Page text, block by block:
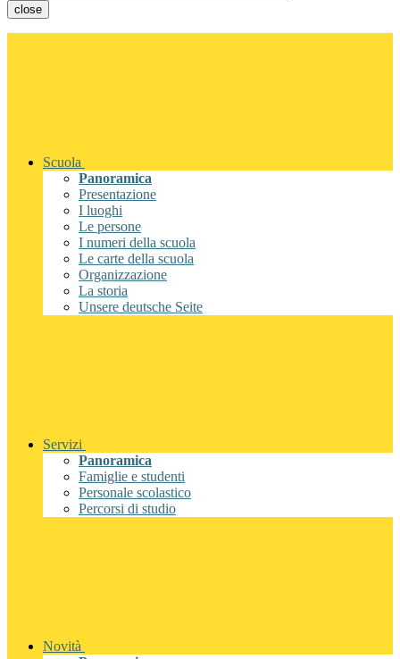
close
Scuola
Panoramica
Presentazione
I luoghi
Le persone
I numeri della scuola
Le carte della scuola
Organizzazione
La storia
Unsere deutsche Seite
Servizi
Panoramica
Famiglie e studenti
Personale scolastico
Percorsi di studio
Novità